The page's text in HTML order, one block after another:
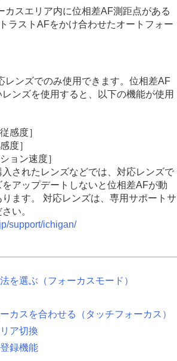
カスエリア内に位相差AF測距点がある
ラストAFをかけ合わせたオートフォー
レンズでのみ使用できます。位相差AF
ンズを使用すると、以下の機能が使用
感度］
度］
ョン速度］
入されたレンズなどでは、対応レンズで
アップデートしないと位相差AFが動
ます。 対応レンズは、専用サポートサ
い。
support/ichigan/
を選ぶ（フォーカスモード ）
カスを合わせる（ タッチフォーカス ）
ア切換
録機能